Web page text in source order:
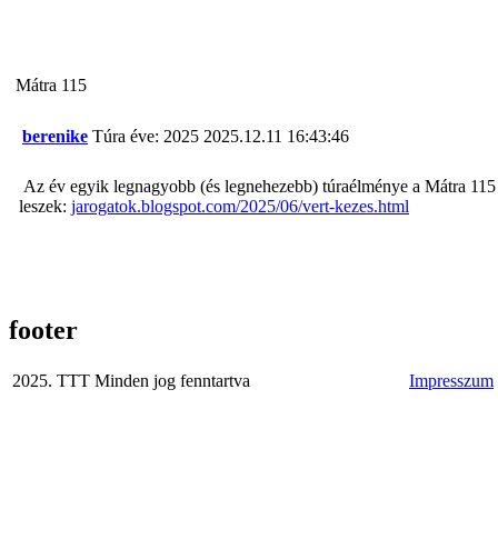
Mátra 115
berenike Túra éve: 2025 2025.12.11 16:43:46
Az év egyik legnagyobb (és legnehezebb) túraélménye a Mátra
leszek: jarogatok.blogspot.com/2025/06/vert-kezes.html
footer
2025. TTT Minden jog fenntartva Impresszum